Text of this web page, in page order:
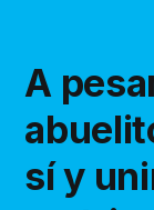
A
sí y